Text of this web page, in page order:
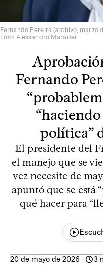
Fernando Pereira (archivo, marzo
Foto: Alessandro Maradei
Fernando
política”
El presidente del
el manejo que se
vez necesite de
apuntó que se está
qué hacer para
20 de mayo de 2026 - 3